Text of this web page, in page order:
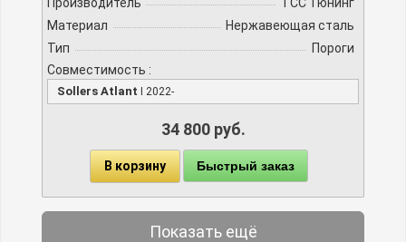
Материал
Нержавеющая сталь
Тип
Пороги
Совместимость :
Sollers Atlant I 2022-
34 800 руб.
В корзину Быстрый заказ
Показать ещё